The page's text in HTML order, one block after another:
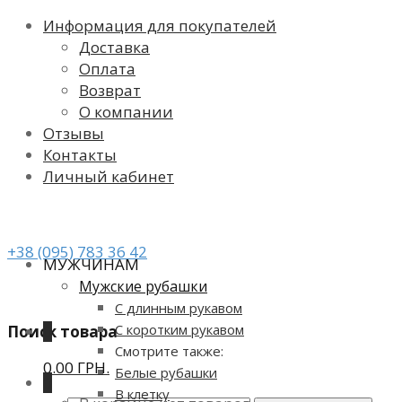
Информация для покупателей
Доставка
Оплата
Возврат
О компании
Отзывы
Контакты
Личный кабинет
+38 (095) 783 36 42
Поиск товара
МУЖЧИНАМ
Мужские рубашки
С длинным рукавом
С коротким рукавом
Смотрите также:
Белые рубашки
В клетку
0.00 ГРН.